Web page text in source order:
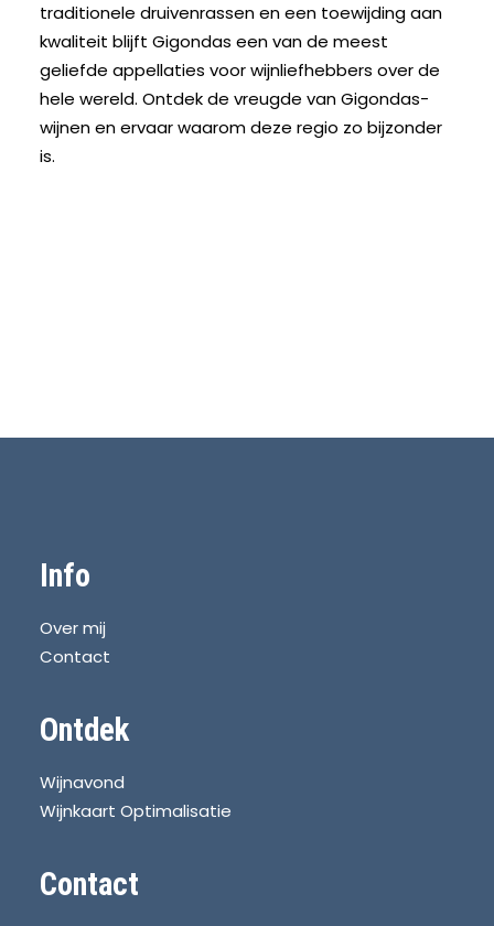
traditionele druivenrassen en een toewijding aan
kwaliteit blijft Gigondas een van de meest
geliefde appellaties voor wijnliefhebbers over de
hele wereld. Ontdek de vreugde van Gigondas-
wijnen en ervaar waarom deze regio zo bijzonder
is.
Info
Over mij
Contact
Ontdek
Wijnavond
Wijnkaart Optimalisatie
Contact